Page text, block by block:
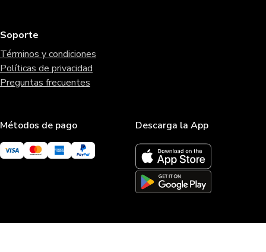
Soporte
Términos y condiciones
Políticas de privacidad
Preguntas frecuentes
Métodos de pago Descarga la App